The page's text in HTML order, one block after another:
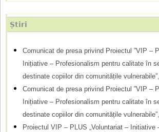
t
a
Știri
Comunicat de presa privind Proiectul ”VIP –
Inițiative – Profesionalism pentru calitate în
destinate copiilor din comunitățile
Comunicat de presa privind Proiectul ”VIP –
Inițiative – Profesionalism pentru calitate în
destinate copiilor din comunitățile
Proiectul VIP – PLUS „Voluntariat – Initiative